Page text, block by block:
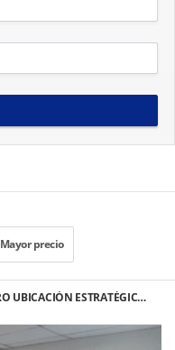
precio
UBICACIÓN ESTRATÉGIC…